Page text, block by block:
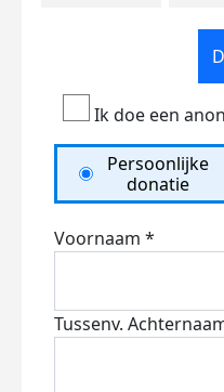
Ik doe een
Persoonlijke
donatie
Voornaam *
Tussenv.